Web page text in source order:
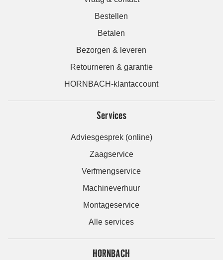
Bestellen
Betalen
Bezorgen & leveren
Retourneren & garantie
HORNBACH-klantaccount
Services
Adviesgesprek (online)
Zaagservice
Verfmengservice
Machineverhuur
Montageservice
Alle services
HORNBACH